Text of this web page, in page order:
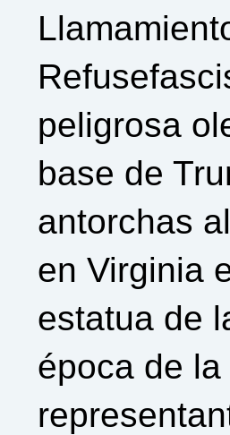
peligrosa
base de
antorchas
en Virginia
estatua de
época de